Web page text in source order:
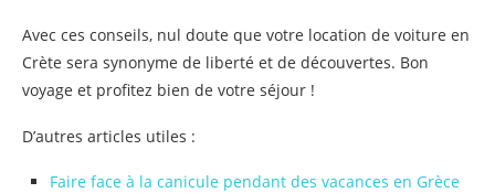
Avec ces conseils, nul doute que votre location de voiture en
Crète sera synonyme de liberté et de découvertes. Bon
voyage et profitez bien de votre séjour !
D’autres articles utiles :
Faire face à la canicule pendant des vacances en Grèce